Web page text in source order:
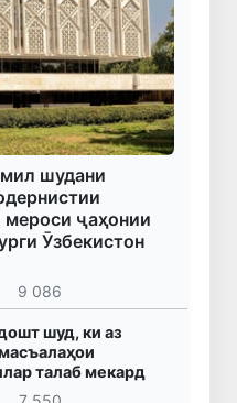
шудани
ҷаҳонии
Ӯзбекистон
9 086
шуд, ки аз
талаб мекард